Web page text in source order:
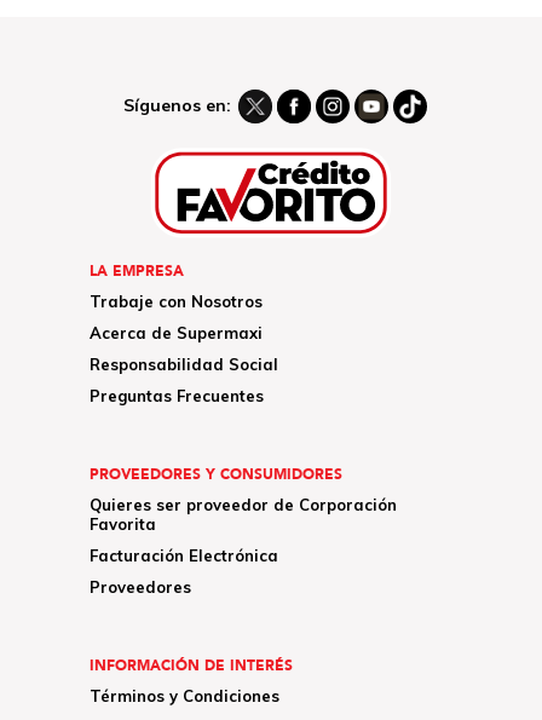
Síguenos en:
LA EMPRESA
Trabaje con Nosotros
Acerca de Supermaxi
Responsabilidad Social
Preguntas Frecuentes
PROVEEDORES Y CONSUMIDORES
Quieres ser proveedor de Corporación
Favorita
Facturación Electrónica
Proveedores
INFORMACIÓN DE INTERÉS
Términos y Condiciones